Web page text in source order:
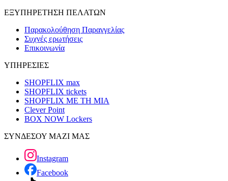
ΕΞΥΠΗΡΕΤΗΣΗ ΠΕΛΑΤΩΝ
Παρακολούθηση Παραγγελίας
Συχνές ερωτήσεις
Επικοινωνία
ΥΠΗΡΕΣΙΕΣ
SHOPFLIX max
SHOPFLIX tickets
SHOPFLIX ΜΕ ΤΗ ΜΙΑ
Clever Point
BOX NOW Lockers
ΣΥΝΔΕΣΟΥ ΜΑΖΙ ΜΑΣ
Instagram
Facebook